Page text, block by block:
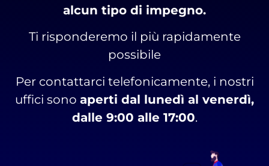
alcun tipo di impegno.
Ti risponderemo il più rapidamente
possibile
Per contattarci telefonicamente, i nostri
uffici sono aperti dal lunedì al venerdì,
dalle 9:00 alle 17:00.